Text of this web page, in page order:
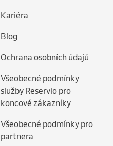
Kariéra
Blog
Ochrana osobních údajů
Všeobecné podmínky
služby Reservio pro
koncové zákazníky
Všeobecné podmínky pro
partnera